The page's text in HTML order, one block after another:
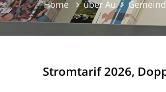
Home über Au
Stromtarif 2026,